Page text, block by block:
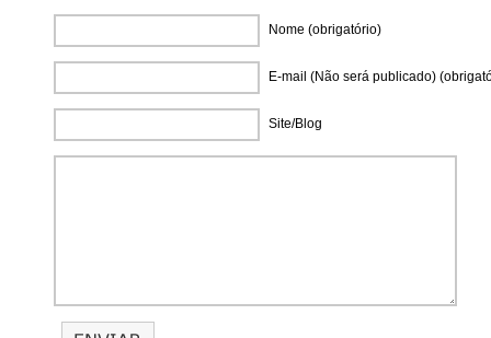
Nome (obrigatório)
E-mail (Não será publicado)
Site/Blog